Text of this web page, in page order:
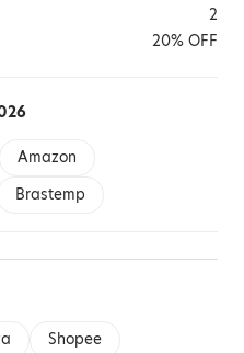
2
20% OFF
Amazon
Brastemp
Shopee